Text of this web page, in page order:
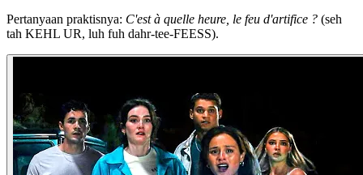
Pertanyaan praktisnya: C'est à quelle heure, le feu d'artifice ? (seh
tah KEHL UR, luh fuh dahr-tee-FEESS).